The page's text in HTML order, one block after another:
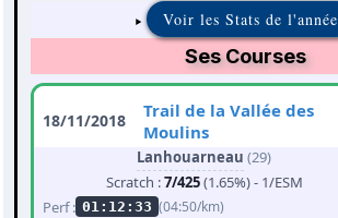
Voir les Stats de l'année
Ses Courses
18/11/2018
Trail de la Vallée des
Moulins
Lanhouarneau (29)
Scratch :7/425(1.65%) - 1/ESM
Perf : 01:12:33 (04:50/km)